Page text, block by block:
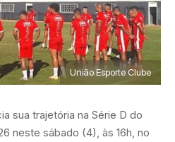
União Esporte Clube
sua trajetória na Série D do
neste sábado (4), às 16h, no